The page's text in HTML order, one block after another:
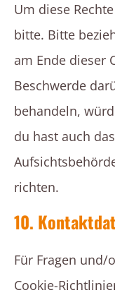
Um diese
bitte. Bitte
am Ende dieser
Beschwerde
behandeln,
du hast auch
richten.
10.
Für Fragen
Cookie-